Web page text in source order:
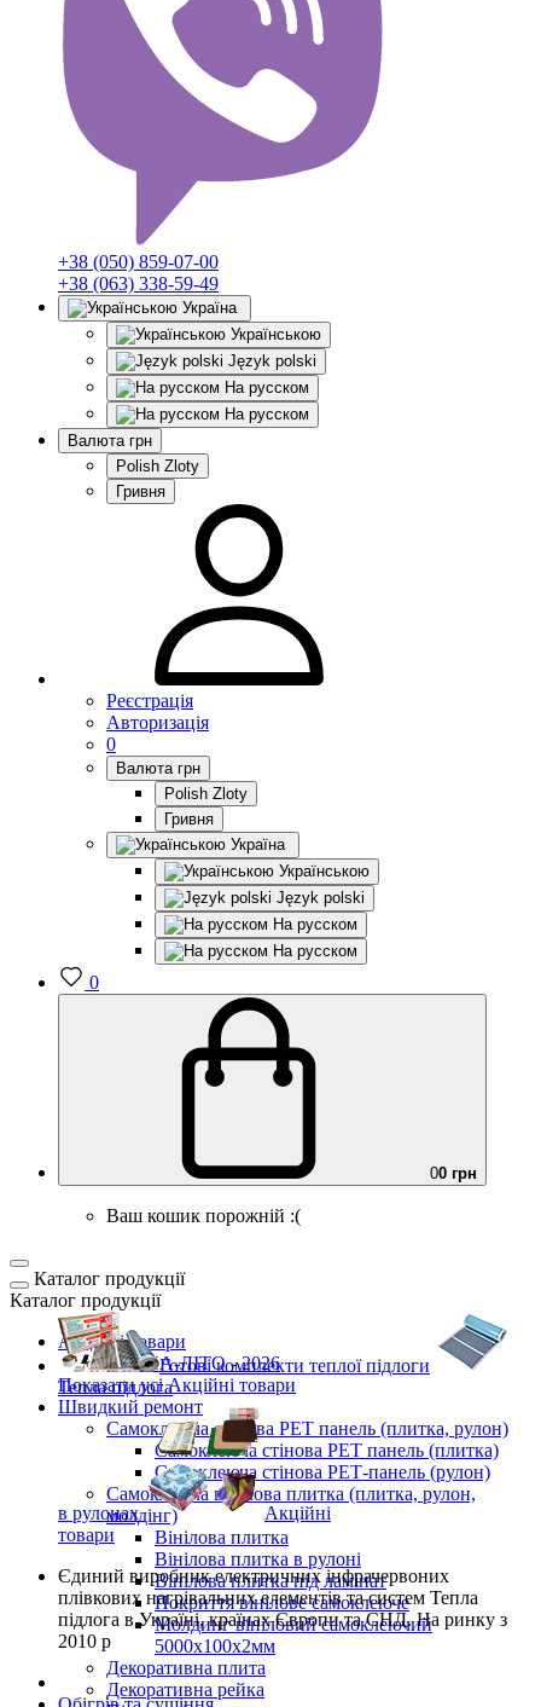
+38 (050) 859-07-00
+38 (063) 338-59-49
Україна
Українською
Język polski
На русском
На русском
Валюта грн
Polish Zloty
Гривня
Реєстрація
Авторизація
0
Валюта грн
Polish Zloty
Гривня
Україна
Українською
Język polski
На русском
На русском
0
00 грн
Ваш кошик порожній :(
Каталог продукції
Каталог продукції
Акційні товари
ВЕСНА-ЛІТО - 2026
Показати усі Акційні товари
Швидкий ремонт
Самоклеюча стінова PET панель (плитка, рулон)
Самоклеюча стінова PET панель (плитка)
Самоклеюча стінова РЕТ-панель (рулон)
Самоклеюча вінілова плитка (плитка, рулон,
молдінг)
Вінілова плитка
Вінілова плитка в рулоні
Вінілова плитка під ламінат
Покриття вінілове самоклеюче
Молдинг вініловий самоклеючий
5000х100х2мм
Декоративна плита
Декоративна рейка
Готові комплекти теплої підлоги
Тепла підлога
в рулонах
Акційні
товари
Єдиний виробникелектричних інфрачервоних
плівкових нагрівальних елементів та систем Тепла
підлога в Україні, країнах Європи та СНД.На ринку з
2010 р